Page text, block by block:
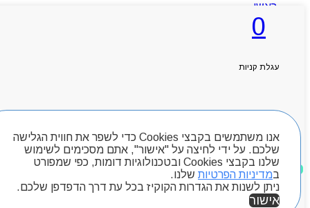
אנו משתמשים בקבצי Cookies כדי לשפר את חווית הגלישה
שלכם. על ידי לחיצה על "אישור", אתם מסכימים לשימוש
שלנו בקבצי Cookies ובטכנולוגיות דומות, כפי שמפורט
במדיניות הפרטיות שלנו.
ניתן לשנות את הגדרות הקוקיז בכל עת דרך הדפדפן שלכם.
אישור
0
עגלת קניות
חיפוש מוצרים
מוצרים שאהבתי
ראשי
אודותניו
קטלוג מוצרים
מותגים